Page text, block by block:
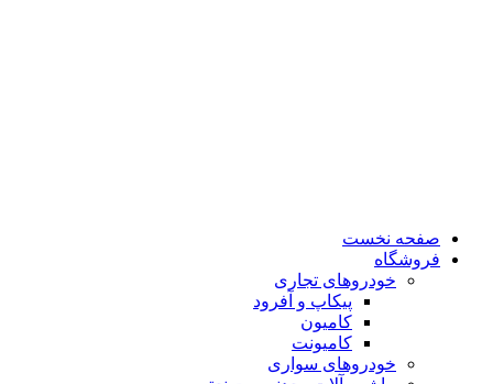
صفحه نخست
فروشگاه
خودروهای تجاری
پیکاپ و آفرود
کامیون
کامیونت
خودروهای سواری